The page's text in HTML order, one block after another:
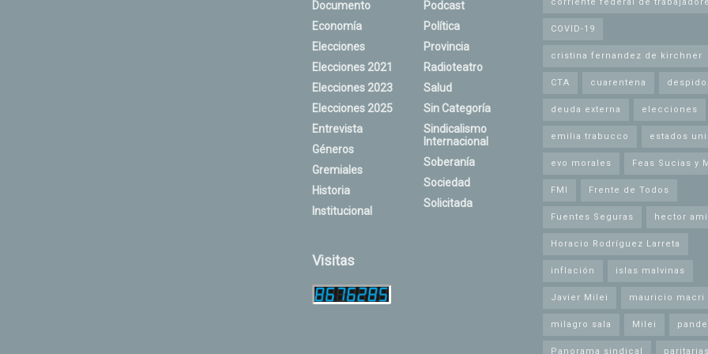
Documento
Economía
Elecciones
Elecciones 2021
Elecciones 2023
Elecciones 2025
Entrevista
Géneros
Gremiales
Historia
Institucional
Podcast
Política
Provincia
Radioteatro
Salud
Sin Categoría
Sindicalismo
Internacional
Soberanía
Sociedad
Solicitada
Visitas
COVID-19
cristina fernandez de kirchner
CTA cuarentena
deuda externa elecciones
emilia trabucco estados
evo morales Feas Sucias y
FMI Frente de Todos
Fuentes Seguras hector
Horacio Rodríguez Larreta
inflación islas malvinas
Javier Milei mauricio macri
milagro sala Milei
Panorama sindical paritarias